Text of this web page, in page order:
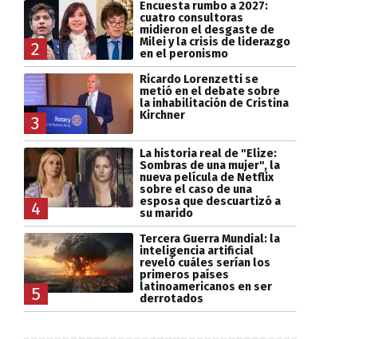
2
Encuesta rumbo a 2027:
cuatro consultoras
midieron el desgaste de
Milei y la crisis de liderazgo
en el peronismo
3
Ricardo Lorenzetti se
metió en el debate sobre
la inhabilitación de Cristina
Kirchner
4
La historia real de "Elize:
Sombras de una mujer", la
nueva película de Netflix
sobre el caso de una
esposa que descuartizó a
su marido
5
Tercera Guerra Mundial: la
inteligencia artificial
reveló cuáles serían los
primeros países
latinoamericanos en ser
derrotados